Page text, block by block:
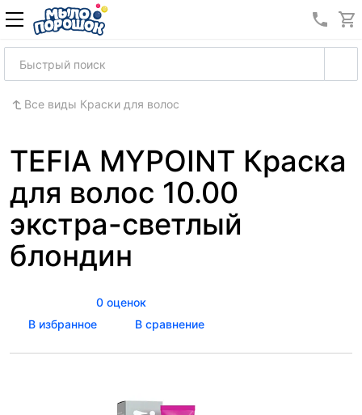
8
Все виды Краски для волос
TEFIA MYPOINT Краска
для волос 10.00
экстра-светлый
блондин
0 оценок
В избранное
В сравнение